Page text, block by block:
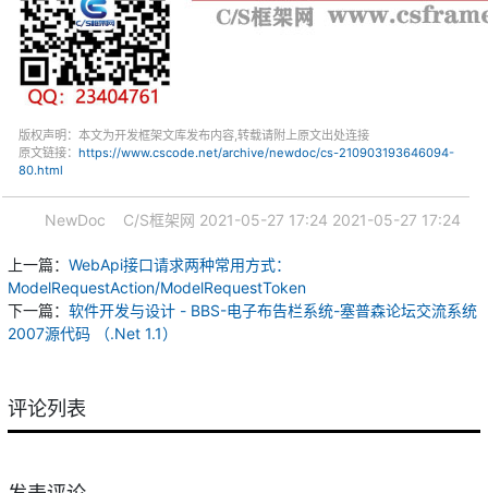
版权声明：本文为开发框架文库发布内容,转载请附上原文出处连接
原文链接： https://www.cscode.net/archive/newdoc/cs-210903193646094-
80.html
NewDoc C/S框架网 2021-05-27 17:24 2021-05-27 17:24
上一篇： WebApi接口请求两种常用方式：
ModelRequestAction/ModelRequestToken
下一篇： 软件开发与设计 - BBS-电子布告栏系统-塞普森论坛交流系统
2007源代码 （.Net 1.1）
评论列表